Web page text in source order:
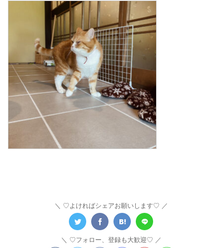
♡よければシェアお願いします♡
♡フォロー、登録も大歓迎♡